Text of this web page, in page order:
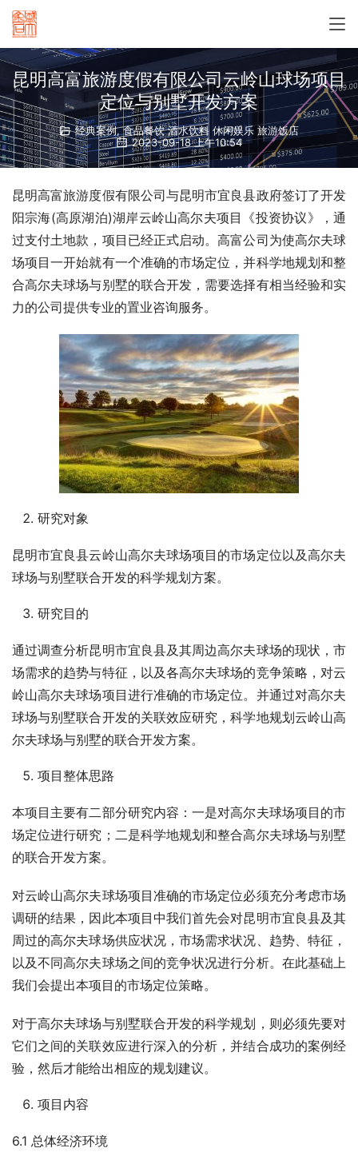
昆明高富旅游度假有限公司云岭山球场项目
定位与别墅开发方案
经典案例,食品餐饮 酒水饮料 休闲娱乐 旅游饭店
2023-09-18 上午10:54
昆明高富旅游度假有限公司与昆明市宜良县政府签订了开发
阳宗海(高原湖泊)湖岸云岭山高尔夫项目《投资协议》，通
过支付土地款，项目已经正式启动。高富公司为使高尔夫球
场项目一开始就有一个准确的市场定位，并科学地规划和整
合高尔夫球场与别墅的联合开发，需要选择有相当经验和实
力的公司提供专业的置业咨询服务。
研究对象
昆明市宜良县云岭山高尔夫球场项目的市场定位以及高尔夫
球场与别墅联合开发的科学规划方案。
研究目的
通过调查分析昆明市宜良县及其周边高尔夫球场的现状，市
场需求的趋势与特征，以及各高尔夫球场的竞争策略，对云
岭山高尔夫球场项目进行准确的市场定位。并通过对高尔夫
球场与别墅联合开发的关联效应研究，科学地规划云岭山高
尔夫球场与别墅的联合开发方案。
项目整体思路
本项目主要有二部分研究内容：一是对高尔夫球场项目的市
场定位进行研究；二是科学地规划和整合高尔夫球场与别墅
的联合开发方案。
对云岭山高尔夫球场项目准确的市场定位必须充分考虑市场
调研的结果，因此本项目中我们首先会对昆明市宜良县及其
周过的高尔夫球场供应状况，市场需求状况、趋势、特征，
以及不同高尔夫球场之间的竞争状况进行分析。在此基础上
我们会提出本项目的市场定位策略。
对于高尔夫球场与别墅联合开发的科学规划，则必须先要对
它们之间的关联效应进行深入的分析，并结合成功的案例经
验，然后才能给出相应的规划建议。
项目内容
6.1 总体经济环境